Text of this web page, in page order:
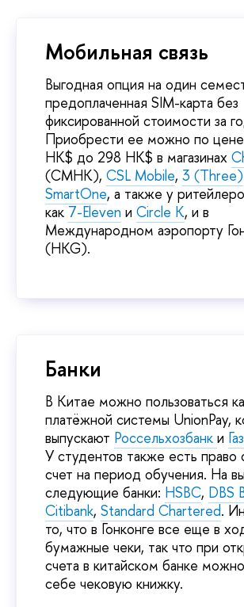
Мобильная связь
Выгодная опция на один
предоплаченная SIM-карта без
фиксированной стоимости за
Приобрести ее можно по
HK$ до 298 HK$ в магазинах
(CMHK), CSL Mobile, 3 (Three)
SmartOne, а также у
как 7-Eleven и Circle K, и в
Международном аэропорту
(HKG).
Банки
В Китае можно пользоваться
платёжной системы UnionPay,
выпускают Россельхозбанк и
У студентов также есть право
счет на период обучения. На
следующие банки: HSBC, DBS
Citibank, Standard Chartered.
то, что в Гонконге все еще в
бумажные чеки, так что при
счета в китайском банке можно
себе чековую книжку.